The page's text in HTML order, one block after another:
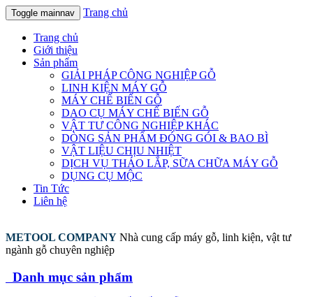
Toggle mainnav Trang chủ
Trang chủ
Giới thiệu
Sản phẩm
GIẢI PHÁP CÔNG NGHIỆP GỖ
LINH KIỆN MÁY GỖ
MÁY CHẾ BIẾN GỖ
DAO CỤ MÁY CHẾ BIẾN GỖ
VẬT TƯ CÔNG NGHIỆP KHÁC
DÒNG SẢN PHẨM ĐÓNG GÓI & BAO BÌ
VẬT LIỆU CHỊU NHIỆT
DỊCH VỤ THÁO LẮP, SỮA CHỮA MÁY GỖ
DỤNG CỤ MỘC
Tin Tức
Liên hệ
METOOL COMPANY Nhà cung cấp máy gỗ, linh kiện, vật tư
ngành gỗ chuyên nghiệp
Danh mục sản phẩm